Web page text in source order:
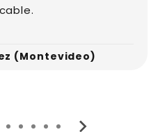
(Montevideo)